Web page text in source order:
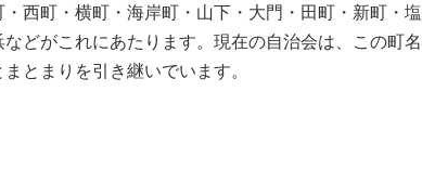
・西町・横町・海岸町・山下・大門・田町・新町・塩
などがこれにあたります。現在の自治会は、この町名
まとまりを引き継いでいます。